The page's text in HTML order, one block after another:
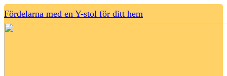
Fördelarna med en Y-stol för ditt hem